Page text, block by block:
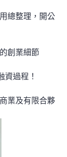
總整理，開公
創業細節
資過程！
業及有限合夥